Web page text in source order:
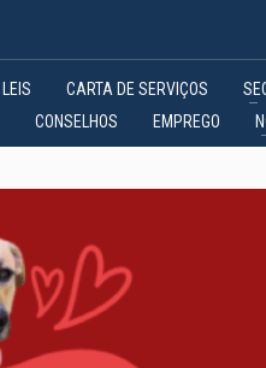
LEIS CARTA DE SERVIÇOS
CONSELHOS EMPREGO